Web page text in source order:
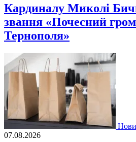
Кардиналу Миколі
звання «Почесний
Тернополя»
07.08.2026